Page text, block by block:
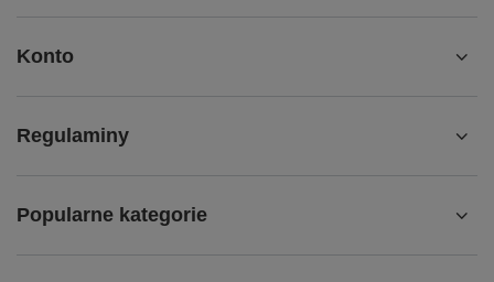
Konto
Regulaminy
Popularne kategorie